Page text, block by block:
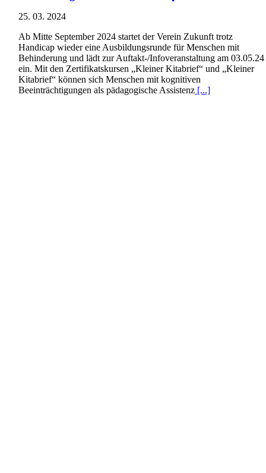
25. 03. 2024
Ab Mitte September 2024 startet der Verein Zukunft trotz
Handicap wieder eine Ausbildungsrunde für Menschen mit
Behinderung und lädt zur Auftakt-/Infoveranstaltung am 03.05.24
ein. Mit den Zertifikatskursen „Kleiner Kitabrief“ und „Kleiner
Kitabrief“ können sich Menschen mit kognitiven
Beeinträchtigungen als pädagogische Assistenz [...]